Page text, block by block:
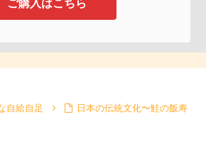
ご購入はこちら
自給自足
日本の伝統文化〜鮭の飯寿